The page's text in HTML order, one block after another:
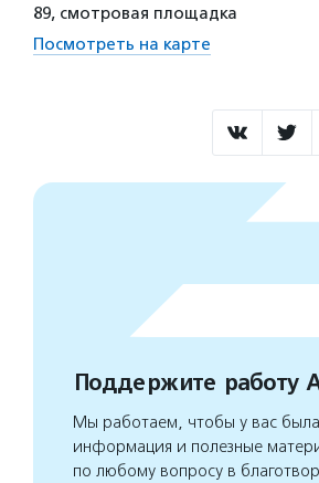
89, смотровая площадка
Посмотреть на карте
Поддержите работу
Мы работаем, чтобы у вас была
информация и полезные
по любому вопросу в